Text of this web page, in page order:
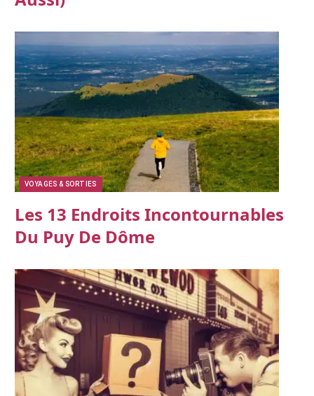
VOYAGES & SORTIES
Les 13 Endroits Incontournables
Du Puy De Dôme